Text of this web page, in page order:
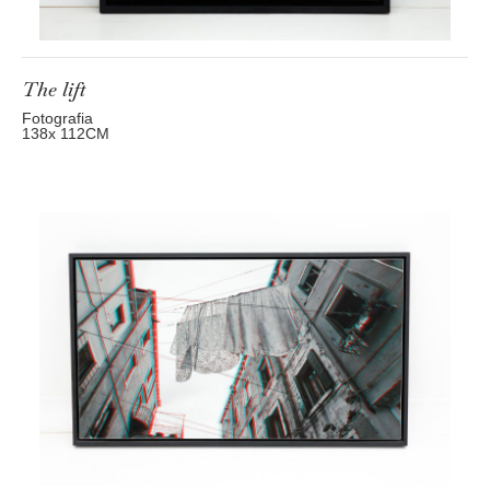
The lift
Fotografia
138x 112CM